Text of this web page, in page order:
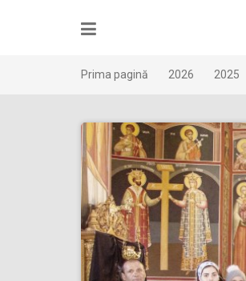
Prima pagină 2026 2025